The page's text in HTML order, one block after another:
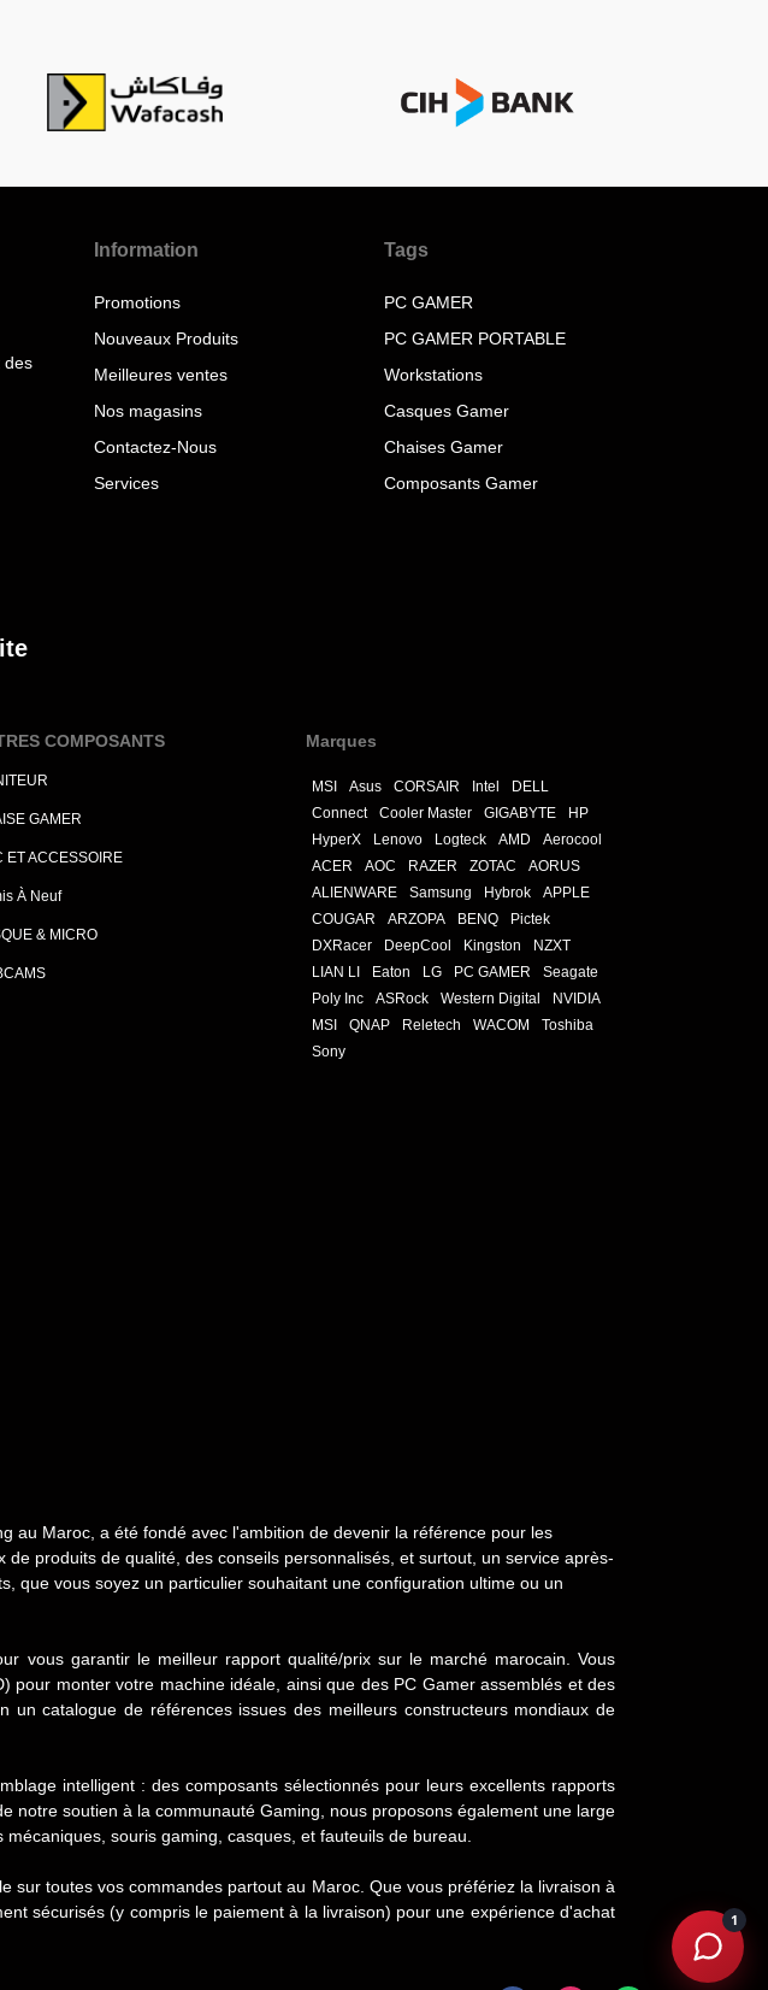
des
Information
Promotions
Nouveaux Produits
Meilleures ventes
Nos magasins
Contactez-Nous
Services
Tags
PC GAMER
PC GAMER PORTABLE
Workstations
Casques Gamer
Chaises Gamer
Composants Gamer
COMPOSANTS
GAMER
ET ACCESSOIRE
À Neuf
& MICRO
Marques
MSI Asus CORSAIR Intel
DELL
Connect
Cooler Master GIGABYTE
HP
HyperX
Lenovo Logteck AMD
Aerocool
ACER
AOC RAZER ZOTAC
AORUS
ALIENWARE
Samsung Hybrok
APPLE
COUGAR
ARZOPA BENQ
Pictek
DXRacer
DeepCool Kingston
NZXT
LIAN LI
Eaton LG PC GAMER
Seagate
Poly Inc
ASRock Western Digital
NVIDIA
MSI
QNAP Reletech WACOM
Toshiba
Sony
au Maroc, a été fondé avec l'ambition de devenir la référence pour les
produits de qualité, des conseils personnalisés, et surtout, un service après-
que vous soyez un particulier souhaitant une configuration ultime ou un
vous garantir le meilleur rapport qualité/prix sur le marché marocain. Vous
monter votre machine idéale, ainsi que des PC Gamer assemblés et des
catalogue de références issues des meilleurs constructeurs mondiaux de
intelligent : des composants sélectionnés pour leurs excellents rapports
notre soutien à la communauté Gaming, nous proposons également une large
souris gaming, casques, et fauteuils de bureau.
toutes vos commandes partout au Maroc. Que vous préfériez la livraison à
sécurisés (y compris le paiement à la livraison) pour une expérience d'achat
1